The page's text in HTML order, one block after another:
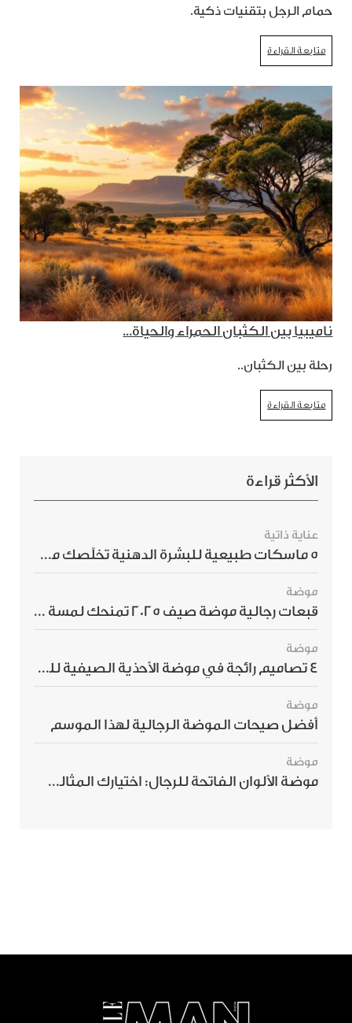
حمام الرجل بتقنيات ذكية.
متابعة القراءة
ناميبيا بين الكثبان الحمراء والحياة...
رحلة بين الكثبان..
متابعة القراءة
الأكثر قراءة
عناية ذاتية
5 ماسكات طبيعية للبشرة الدهنية تخلّصك من الحبوب بسرعة
موضة
قبعات رجالية موضة صيف 2025 تمنحك لمسة أناقة استثنائية
موضة
4 تصاميم رائجة في موضة الأحذية الصيفية للرجال هذا الموسم
موضة
أفضل صيحات الموضة الرجالية لهذا الموسم
موضة
موضة الألوان الفاتحة للرجال: اختيارك المثالي لإطلالة صيفية مبهرة